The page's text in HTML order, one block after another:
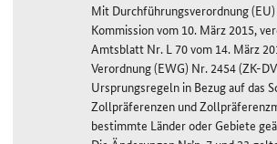
Mit Durchführungsverordnung
Kommission vom 10. März 2015,
Amtsblatt Nr. L 70 vom 14. März
Verordnung (EWG) Nr. 2454 (ZK-
Ursprungsregeln in Bezug auf das
Zollpräferenzen und
bestimmte Länder oder Gebiete